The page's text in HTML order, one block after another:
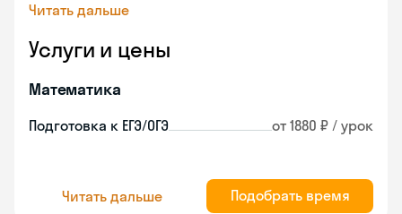
Читать дальше
Услуги и цены
Математика
Подготовка к ЕГЭ/ОГЭ от 1880 ₽ / урок
Читать дальше Подобрать время